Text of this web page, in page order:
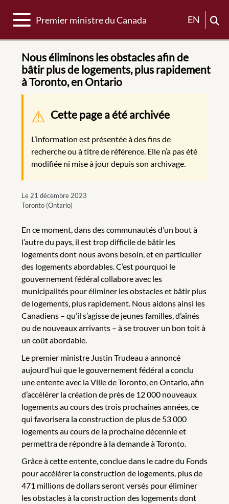
Basculer la navigation
Premier ministre du Canada EN
Nous éliminons les obstacles afin de
bâtir plus de logements, plus rapidement
à Toronto, en Ontario
Message d'avertissement
Cette page a été archivée
L’information est présentée à des fins de
recherche ou à titre de référence. Elle n’a pas été
modifiée ni mise à jour depuis son archivage.
Le 21 décembre 2023
Toronto (Ontario)
En ce moment, dans des communautés d’un bout à
l’autre du pays, il est trop difficile de bâtir les
logements dont nous avons besoin, et en particulier
des logements abordables. C’est pourquoi le
gouvernement fédéral collabore avec les
municipalités pour éliminer les obstacles et bâtir plus
de logements, plus rapidement. Nous aidons ainsi les
Canadiens – qu’il s’agisse de jeunes familles, d’aînés
ou de nouveaux arrivants – à se trouver un bon toit à
un coût abordable.
Le premier ministre Justin Trudeau a annoncé
aujourd’hui que le gouvernement fédéral a conclu
une entente avec la Ville de Toronto, en Ontario, afin
d’accélérer la création de près de 12 000 nouveaux
logements au cours des trois prochaines années, ce
qui favorisera la construction de plus de 53 000
logements au cours de la prochaine décennie et
permettra de répondre à la demande à Toronto.
Grâce à cette entente, conclue dans le cadre du Fonds
pour accélérer la construction de logements, plus de
471 millions de dollars seront versés pour éliminer
les obstacles à la construction des logements dont